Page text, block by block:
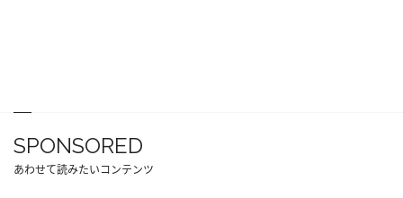
SPONSORED
あわせて読みたいコンテンツ